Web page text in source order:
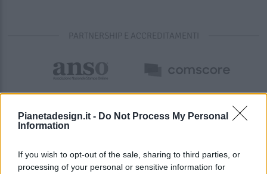
Pianetadesign.it - Do Not Process My Personal
Information
If you wish to opt-out of the sale, sharing to third parties, or
processing of your personal or sensitive information for
PARTNERSHIP E ACCREDITAMENTI